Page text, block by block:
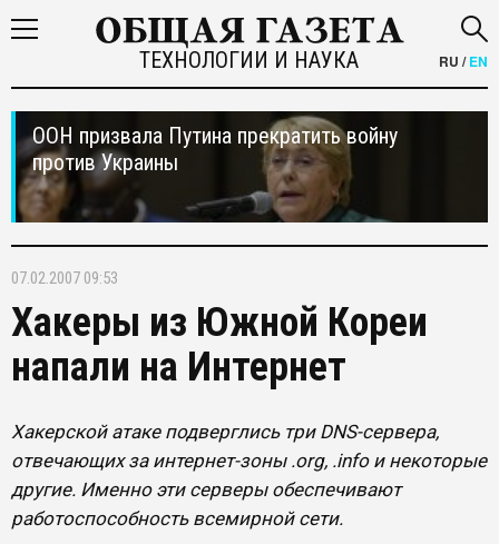
ТЕХНОЛОГИИ И НАУКА RU /EN
ООН призвала Путина прекратить войну
против Украины
07.02.2007 09:53
Хакеры из Южной Кореи
напали на Интернет
Хакерской атаке подверглись три DNS-сервера,
отвечающих за интернет-зоны .org, .info и некоторые
другие. Именно эти серверы обеспечивают
работоспособность всемирной сети.